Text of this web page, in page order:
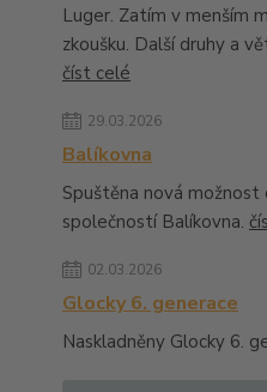
Luger. Zatím v menším
zkoušku. Další druhy a
číst celé
29.03.2026
Balíkovna
Spuštěna nová možnost
společností Balíkovna.
02.03.2026
Glocky 6. generace
Naskladněny Glocky 6.